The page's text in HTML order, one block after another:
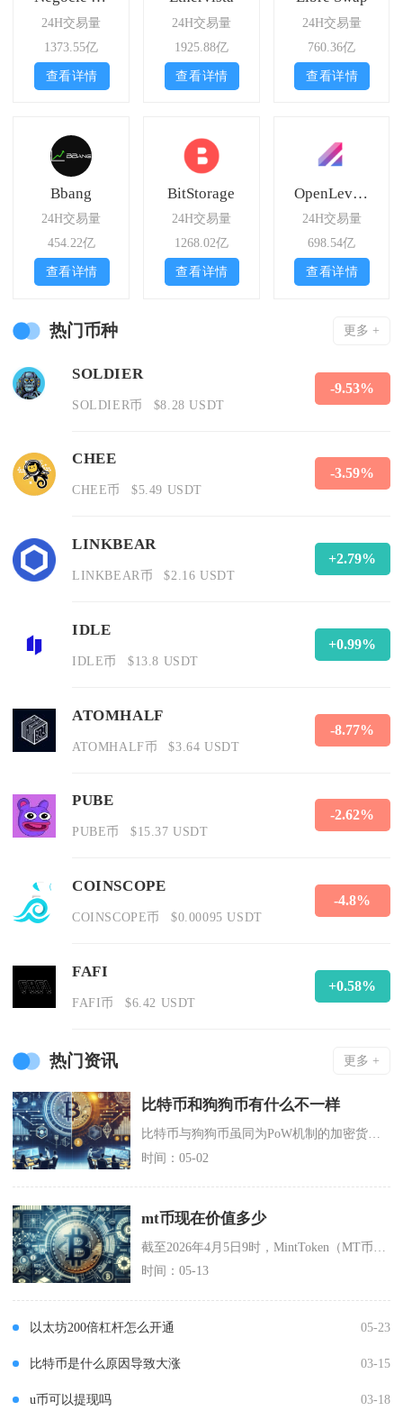
24H交易量
1373.55亿
查看详情
24H交易量
1925.88亿
查看详情
24H交易量
760.36亿
查看详情
Bbang
24H交易量
454.22亿
查看详情
BitStorage
24H交易量
1268.02亿
查看详情
OpenLeverage
24H交易量
698.54亿
查看详情
热门币种 更多 +
SOLDIER
SOLDIER币 $8.28 USDT
-9.53%
CHEE
CHEE币 $5.49 USDT
-3.59%
LINKBEAR
LINKBEAR币 $2.16 USDT
+2.79%
IDLE
IDLE币 $13.8 USDT
+0.99%
ATOMHALF
ATOMHALF币 $3.64 USDT
-8.77%
PUBE
PUBE币 $15.37 USDT
-2.62%
COINSCOPE
COINSCOPE币 $0.00095 USDT
-4.8%
FAFI
FAFI币 $6.42 USDT
+0.58%
热门资讯 更多 +
比特币和狗狗币有什么不一样
比特币与狗狗币虽同为PoW机制的加密货币，但在起源定位、技术算法、供应模型、市场价值和应用
时间：05-02
mt币现在价值多少
时间：05-13
以太坊200倍杠杆怎么开通 05-23
比特币是什么原因导致大涨 03-15
u币可以提现吗 03-18